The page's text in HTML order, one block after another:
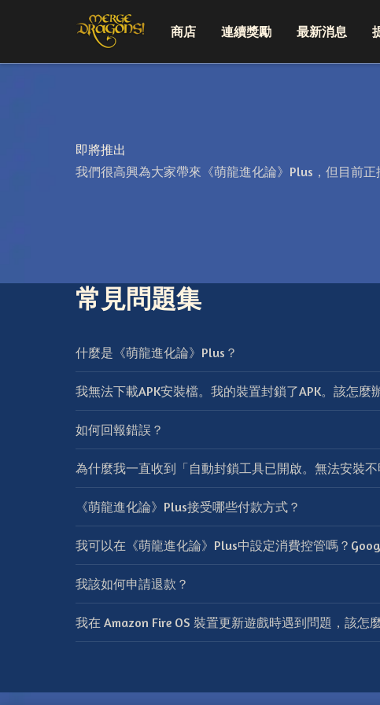
商店 連續獎勵 最新消息
即將推出
我們很高興為大家帶來《萌龍進化論》Plus，但目前
常見問題集
什麼是《萌龍進化論》Plus？
我無法下載APK安裝檔。我的裝置封鎖了APK。該怎麼
如何回報錯誤？
為什麼我一直收到「自動封鎖工具已開啟。無法安裝
《萌龍進化論》Plus接受哪些付款方式？
我可以在《萌龍進化論》Plus中設定消費控管嗎？
我該如何申請退款？
我在 Amazon Fire OS 裝置更新遊戲時遇到問題，該怎